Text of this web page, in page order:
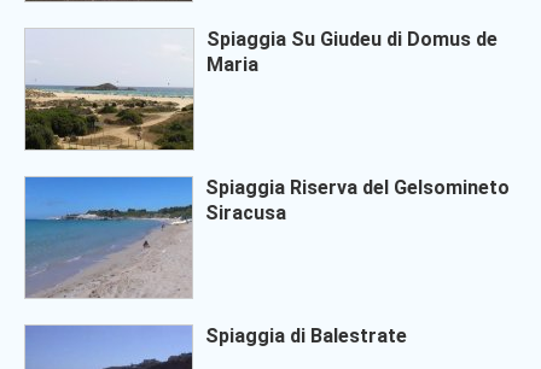
Spiaggia Su Giudeu di Domus de
Maria
Spiaggia Riserva del Gelsomineto
Siracusa
Spiaggia di Balestrate